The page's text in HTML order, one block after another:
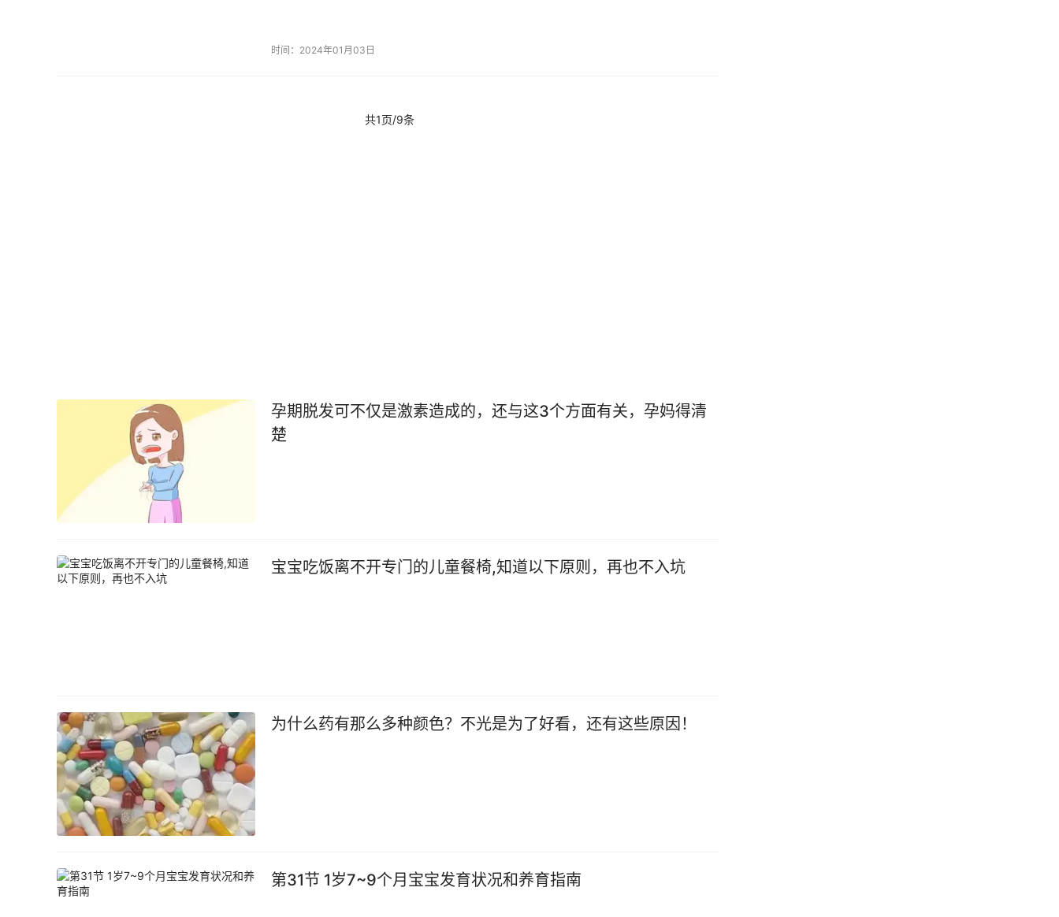
时间：2024年01月03日
共1页/9条
孕期脱发可不仅是激素造成的，还与这3个方面有关，孕妈得清
楚
宝宝吃饭离不开专门的儿童餐椅,知道以下原则，再也不入坑
为什么药有那么多种颜色？不光是为了好看，还有这些原因！
第31节 1岁7~9个月宝宝发育状况和养育指南